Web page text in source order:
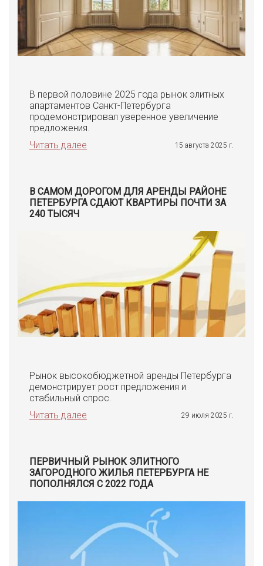
В первой половине 2025 года рынок элитных
апартаментов Санкт-Петербурга
продемонстрировал уверенное увеличение
предложения.
Читать далее
15 августа 2025 г.
В САМОМ ДОРОГОМ ДЛЯ АРЕНДЫ РАЙОНЕ
ПЕТЕРБУРГА СДАЮТ КВАРТИРЫ ПОЧТИ ЗА
240 ТЫСЯЧ
Рынок высокобюджетной аренды Петербурга
демонстрирует рост предложения и
стабильный спрос.
Читать далее
29 июля 2025 г.
ПЕРВИЧНЫЙ РЫНОК ЭЛИТНОГО
ЗАГОРОДНОГО ЖИЛЬЯ ПЕТЕРБУРГА НЕ
ПОПОЛНЯЛСЯ С 2022 ГОДА